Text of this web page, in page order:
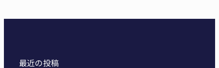
最近の投稿